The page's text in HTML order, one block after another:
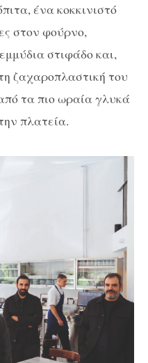
ένα κοκκινιστό
στον φούρνο,
στιφάδο και,
ζαχαροπλαστική του
τα πιο ωραία γλυκά
πλατεία.